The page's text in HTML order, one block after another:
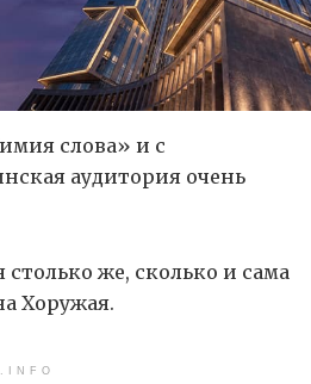
слова» и с
аудитория очень
же, сколько и сама
Хоружая.